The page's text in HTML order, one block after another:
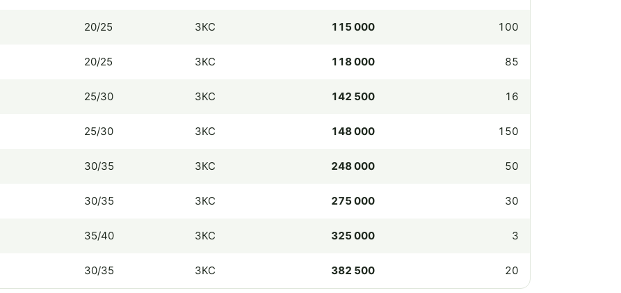
20/25 ЗКС 115 000 100
20/25 ЗКС 118 000 85
25/30 ЗКС 142 500 16
25/30 ЗКС 148 000 150
30/35 ЗКС 248 000 50
30/35 ЗКС 275 000 30
35/40 ЗКС 325 000 3
30/35 ЗКС 382 500 20